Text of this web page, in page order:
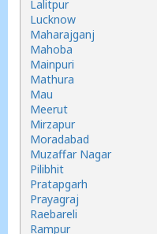
Lalitpur
Lucknow
Maharajganj
Mahoba
Mainpuri
Mathura
Mau
Meerut
Mirzapur
Moradabad
Muzaffar Nagar
Pilibhit
Pratapgarh
Prayagraj
Raebareli
Rampur